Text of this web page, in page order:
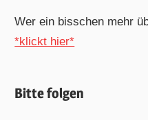
Wer ein bisschen mehr
*klickt hier*
Bitte folgen